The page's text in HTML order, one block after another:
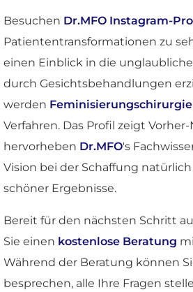
Besuchen Dr.MFO Instagram-
Patiententransformationen zu
einen Einblick in die
durch Gesichtsbehandlungen
werden Feminisierungschirurgie
Verfahren. Das Profil zeigt
hervorheben Dr.MFO's
Vision bei der Schaffung
schöner Ergebnisse.
Bereit für den nächsten Schritt
Sie einen kostenlose Beratung
Während der Beratung können
besprechen, alle Ihre Fragen